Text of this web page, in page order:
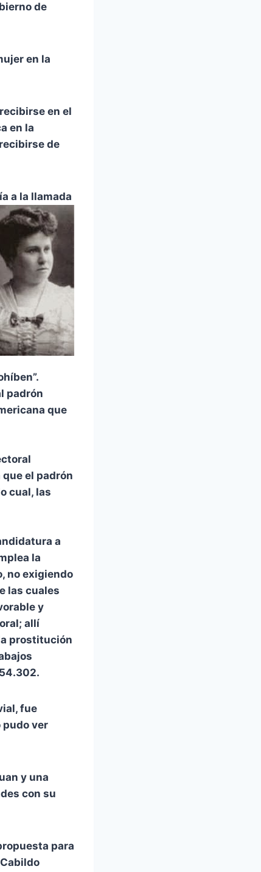
de
en la
en el
en la
de
a la llamada
padrón
que
el padrón
cual, las
a
la
no exigiendo
las cuales
y
allí
prostitución
fue
pudo ver
y una
con su
para